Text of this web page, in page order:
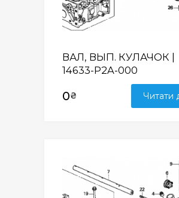
ВАЛ, ВЫП. КУЛАЧОК |
14633-P2A-000
0₴ Читати